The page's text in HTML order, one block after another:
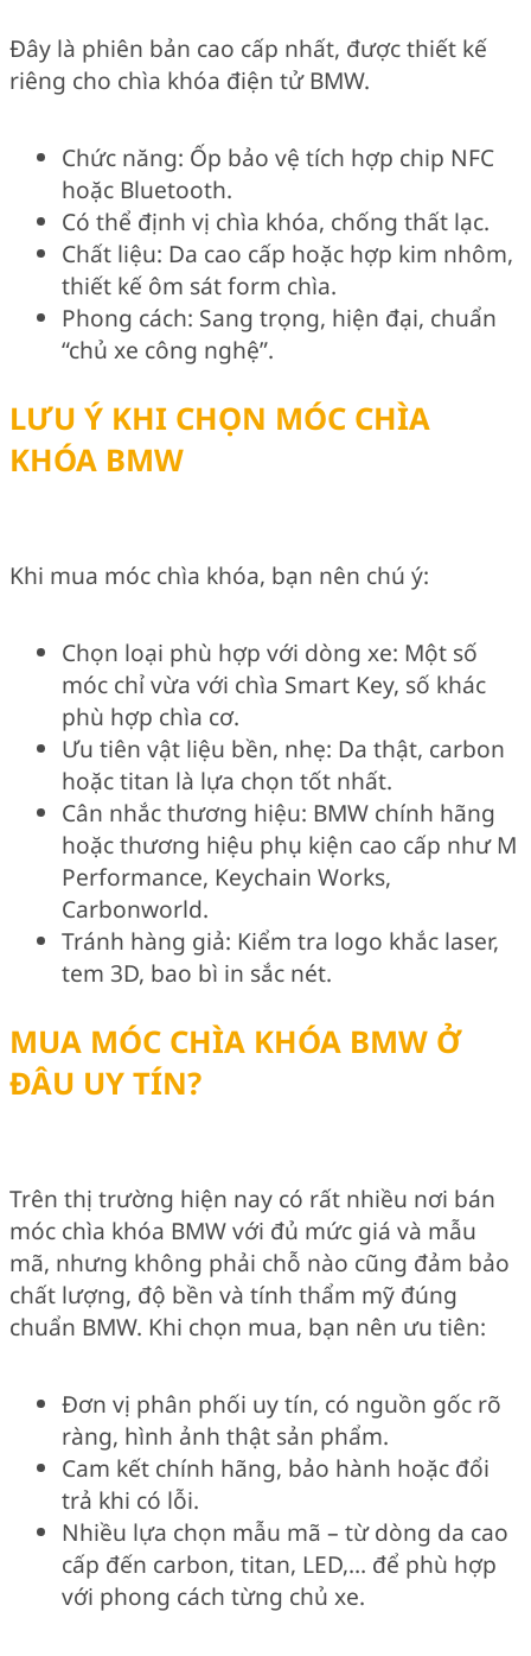
Đây là phiên bản cao cấp nhất, được thiết kế
riêng cho chìa khóa điện tử BMW.
Chức năng: Ốp bảo vệ tích hợp chip NFC
hoặc Bluetooth.
Có thể định vị chìa khóa, chống thất lạc.
Chất liệu: Da cao cấp hoặc hợp kim nhôm,
thiết kế ôm sát form chìa.
Phong cách: Sang trọng, hiện đại, chuẩn
“chủ xe công nghệ”.
LƯU Ý KHI CHỌN MÓC CHÌA
KHÓA BMW
Khi mua móc chìa khóa, bạn nên chú ý:
Chọn loại phù hợp với dòng xe: Một số
móc chỉ vừa với chìa Smart Key, số khác
phù hợp chìa cơ.
Ưu tiên vật liệu bền, nhẹ: Da thật, carbon
hoặc titan là lựa chọn tốt nhất.
Cân nhắc thương hiệu: BMW chính hãng
hoặc thương hiệu phụ kiện cao cấp như M
Performance, Keychain Works,
Carbonworld.
Tránh hàng giả: Kiểm tra logo khắc laser,
tem 3D, bao bì in sắc nét.
MUA MÓC CHÌA KHÓA BMW Ở
ĐÂU UY TÍN?
Trên thị trường hiện nay có rất nhiều nơi bán
móc chìa khóa BMW với đủ mức giá và mẫu
mã, nhưng không phải chỗ nào cũng đảm bảo
chất lượng, độ bền và tính thẩm mỹ đúng
chuẩn BMW. Khi chọn mua, bạn nên ưu tiên:
Đơn vị phân phối uy tín, có nguồn gốc rõ
ràng, hình ảnh thật sản phẩm.
Cam kết chính hãng, bảo hành hoặc đổi
trả khi có lỗi.
Nhiều lựa chọn mẫu mã – từ dòng da cao
cấp đến carbon, titan, LED,… để phù hợp
với phong cách từng chủ xe.